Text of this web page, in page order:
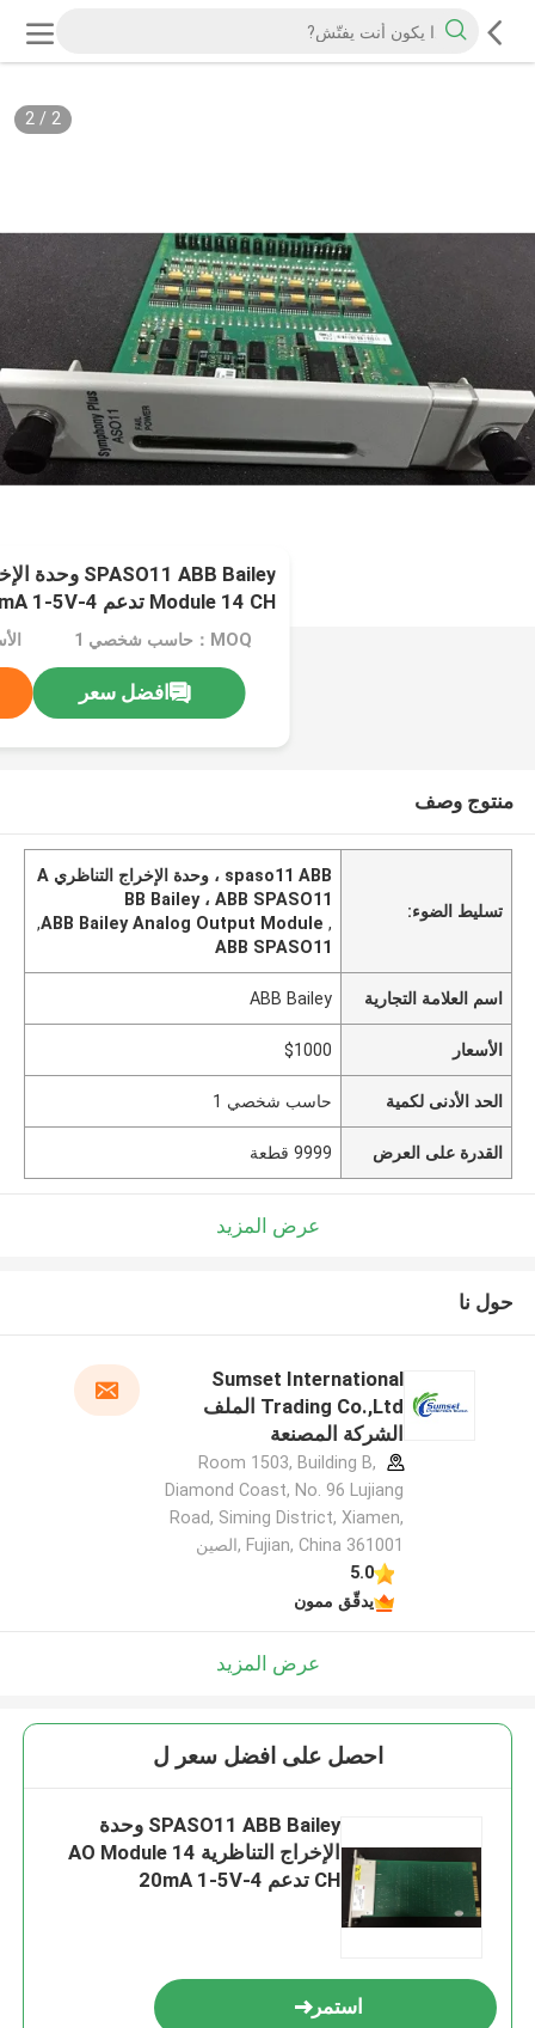
2
/
2
Module 14 CH تدعم 4-20mA 1-5V
MOQ：حاسب شخصي 1
افضل سعر
منتوج وصف
تسليط الضوء:
spaso11 ABB ، وحدة الإخراج التناظري A
BB Bailey ، ABB SPASO11
,
ABB Bailey Analog Output Module
,
ABB SPASO11
اسم العلامة التجارية ABB Bailey
الأسعار $1000
الحد الأدنى لكمية حاسب شخصي 1
القدرة على العرض 9999 قطعة
عرض المزيد
حول نا
Sumset International
Trading Co.,Ltd الملف
الشركة المصنعة
Room 1503, Building B,
Diamond Coast, No. 96 Lujiang
Road, Siming District, Xiamen,
Fujian, China 361001 ,الصين
5.0
يدقّق ممون
عرض المزيد
احصل على افضل سعر ل
SPASO11 ABB Bailey وحدة
الإخراج التناظرية AO Module 14
CH تدعم 4-20mA 1-5V
استمر